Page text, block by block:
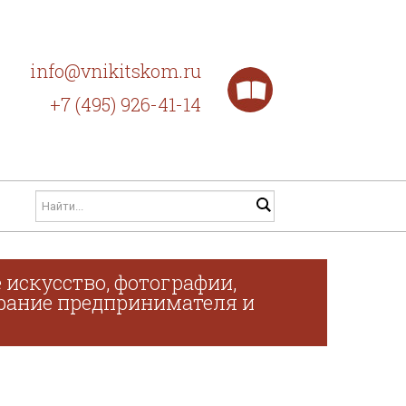
info@vnikitskom.ru
+7 (495) 926-41-14
фотографии,
предпринимателя и